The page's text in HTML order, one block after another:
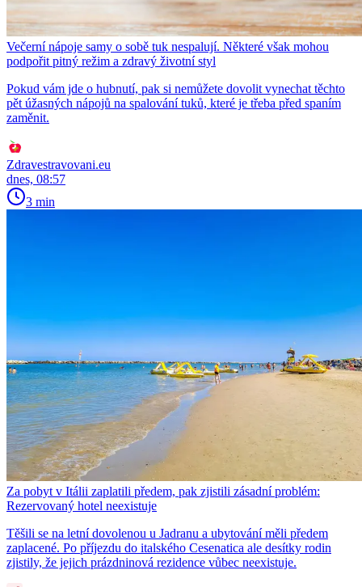
Večerní nápoje samy o sobě tuk nespalují. Některé však mohou
podpořit pitný režim a zdravý životní styl
Pokud vám jde o hubnutí, pak si nemůžete dovolit vynechat těchto
pět úžasných nápojů na spalování tuků, které je třeba před spaním
zaměnit.
Zdravestravovani.eu
dnes, 08:57
3 min
Za pobyt v Itálii zaplatili předem, pak zjistili zásadní problém:
Rezervovaný hotel neexistuje
Těšili se na letní dovolenou u Jadranu a ubytování měli předem
zaplacené. Po příjezdu do italského Cesenatica ale desítky rodin
zjistily, že jejich prázdninová rezidence vůbec neexistuje.